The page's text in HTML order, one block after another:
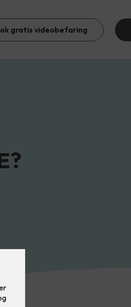
gratis videobefaring